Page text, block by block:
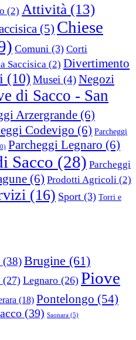
(2) Attività (13)
(5) Chiese
Comuni (3) Corti
Saccisica (2) Divertimento
(10) Musei (4)Negozi
di Sacco - San
Arzergrande (6)
Codevigo (6) Parcheggi
Parcheggi Legnaro (6)
Sacco (28) Parcheggi
(6) Prodotti Agricoli (2)
(16) Sport (3) Torri e
(38)Brugine (61)
(27) Legnaro (26) Piove
(18) Pontelongo (54)
(39) Saonara (5)